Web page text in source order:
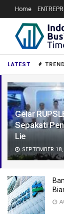
LATEST
Gelar
Sepakati
Lie
SEPTEMBER
Home